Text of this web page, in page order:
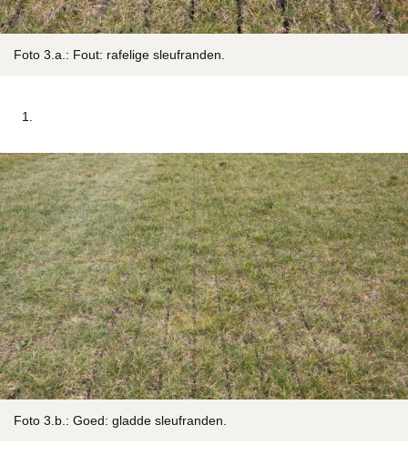
Foto 3.a.: Fout: rafelige sleufranden.
Foto 3.b.: Goed: gladde sleufranden.